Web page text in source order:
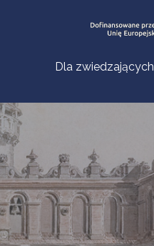
Dla zwiedzających